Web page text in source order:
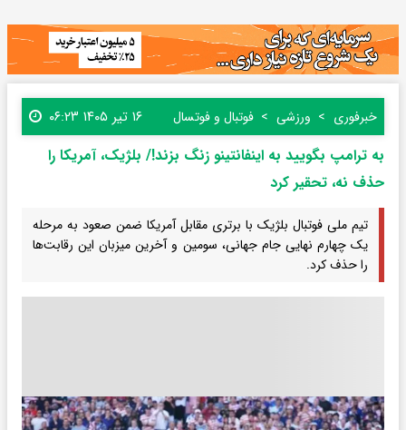
خبرفوری ورزشی فوتبال و فوتسال ۱۶ تیر ۱۴۰۵ ۰۶:۲۳
به ترامپ بگویید به اینفانتینو زنگ بزند!/ بلژیک، آمریکا را
حذف نه، تحقیر کرد
تیم ملی فوتبال بلژیک با برتری مقابل آمریکا ضمن صعود به مرحله
یک چهارم نهایی جام جهانی، سومین و آخرین میزبان این رقابت‌ها
را حذف کرد.